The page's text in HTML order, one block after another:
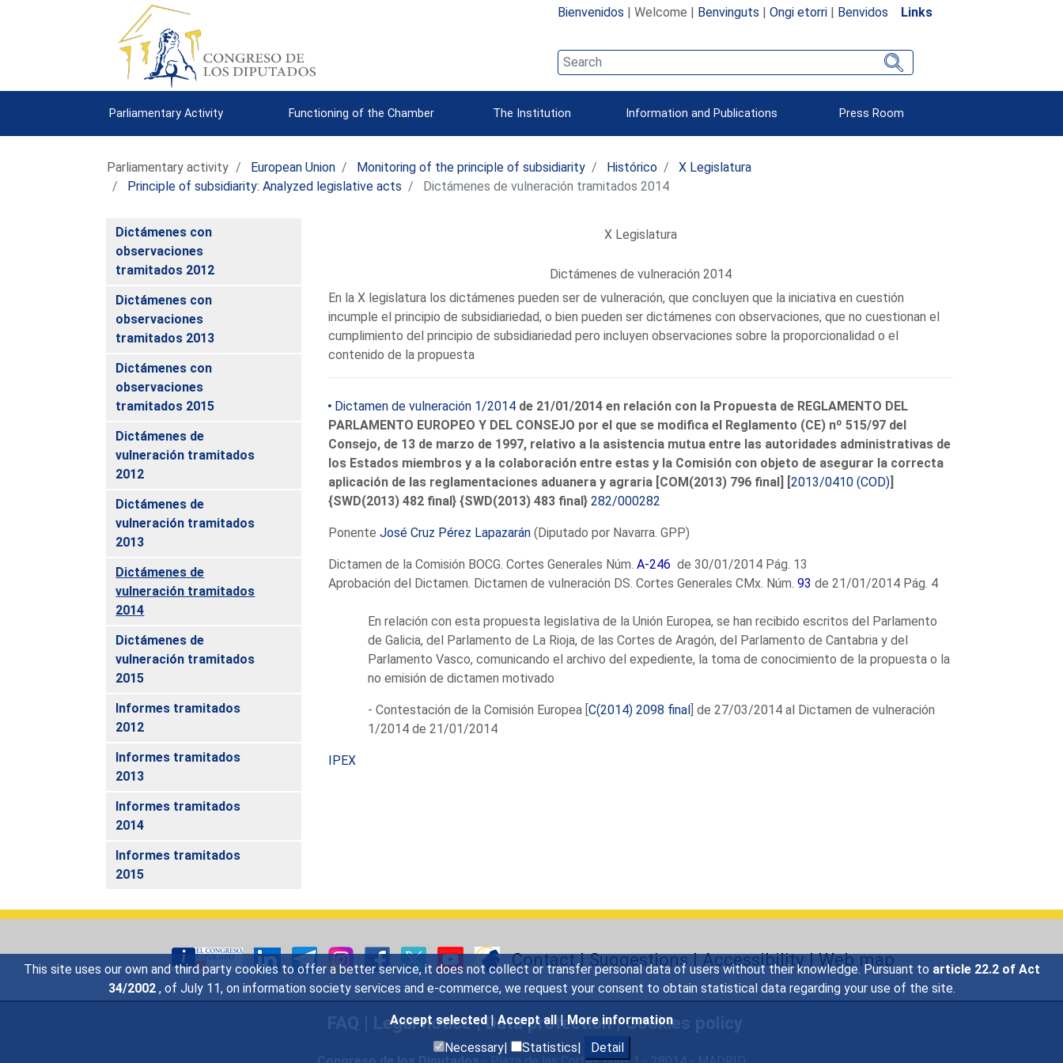
This site uses our own and third party cookies to offer a better service, it does not collect or transfer personal data of users without their knowledge. Pursuant to article 22.2 of Act
34/2002 , of July 11, on information society services and e-commerce, we request your consent to obtain statistical data regarding your use of the site.
Accept selected | Accept all | More information
Necessary|
Statistics| Detail
Bienvenidos | Welcome | Benvinguts | Ongi etorri| Benvidos Links
Parliamentary Activity Functioning of the Chamber The Institution Information and Publications Press Room
Parliamentary activity European Union Monitoring of the principle of subsidiarity Histórico
X Legislatura
Principle of subsidiarity: Analyzed legislative acts
Dictámenes de vulneración tramitados 2014
Dictámenes con
observaciones
tramitados 2012
Dictámenes con
observaciones
tramitados 2013
Dictámenes con
observaciones
tramitados 2015
Dictámenes de
vulneración tramitados
2012
Dictámenes de
vulneración tramitados
2013
Dictámenes de
vulneración tramitados
2014
Dictámenes de
vulneración tramitados
2015
Informes tramitados
2012
Informes tramitados
2013
Informes tramitados
2014
Informes tramitados
2015
X Legislatura
Dictámenes de vulneración 2014
En la X legislatura los dictámenes pueden ser de vulneración, que concluyen que la iniciativa en cuestión
incumple el principio de subsidiariedad, o bien pueden ser dictámenes con observaciones, que no cuestionan el
cumplimiento del principio de subsidiariedad pero incluyen observaciones sobre la proporcionalidad o el
contenido de la propuesta
Dictamen de vulneración 1/2014de 21/01/2014 en relación con la Propuesta de REGLAMENTO DEL
PARLAMENTO EUROPEO Y DEL CONSEJO por el que se modifica el Reglamento (CE) nº 515/97 del
Consejo, de 13 de marzo de 1997, relativo a la asistencia mutua entre las autoridades administrativas de
los Estados miembros y a la colaboración entre estas y la Comisión con objeto de asegurar la correcta
aplicación de las reglamentaciones aduanera y agraria [COM(2013) 796 final] [2013/0410 (COD)]
{SWD(2013) 482 final} {SWD(2013) 483 final} 282/000282
Ponente José Cruz Pérez Lapazarán(Diputado por Navarra. GPP)
Dictamen de la Comisión BOCG. Cortes Generales Núm. A-246 de 30/01/2014 Pág. 13
Aprobación del Dictamen. Dictamen de vulneración DS. Cortes Generales CMx. Núm. 93 de 21/01/2014 Pág. 4
En relación con esta propuesta legislativa de la Unión Europea, se han recibido escritos del Parlamento
de Galicia, del Parlamento de La Rioja, de las Cortes de Aragón, del Parlamento de Cantabria y del
Parlamento Vasco, comunicando el archivo del expediente, la toma de conocimiento de la propuesta o la
no emisión de dictamen motivado
- Contestación de la Comisión Europea [C(2014) 2098 final] de 27/03/2014 al Dictamen de vulneración
1/2014 de 21/01/2014
IPEX
Contact|Suggestions|Accessibility|Web map
Legal notice|Data protection|Cookies policy